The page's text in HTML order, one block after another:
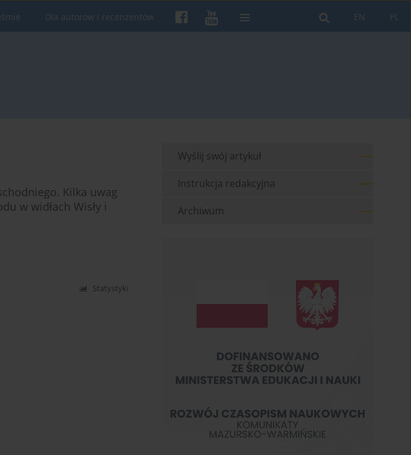
PL
EN
Dla autorów i recenzentów
Kilka uwag
w widłach Wisły i
Statystyki
Wyślij swój artykuł
Instrukcja redakcyjna
Archiwum